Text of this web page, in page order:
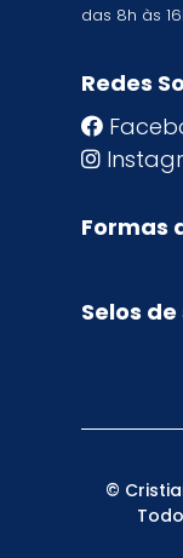
das 8h às
Redes
Formas
Selos
©